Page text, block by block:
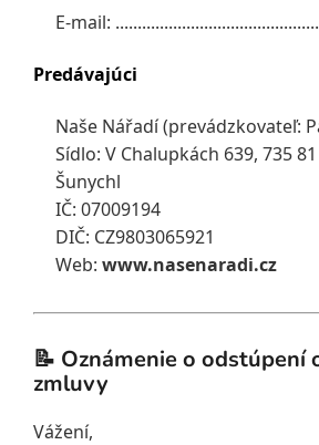
E-mail:
Predávajúci
Naše Nářadí (prevádzkovateľ:
Sídlo: V Chalupkách 639, 735
Šunychl
IČ: 07009194
DIČ: CZ9803065921
Web: www.nasenaradi.cz
📝 Oznámenie o odstúpení
zmluvy
Vážení,